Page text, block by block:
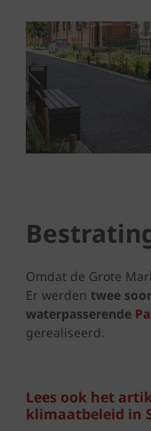
Omdat de Grote
Er werden twee
waterpasserende
gerealiseerd.
Lees ook het
klimaatbeleid in